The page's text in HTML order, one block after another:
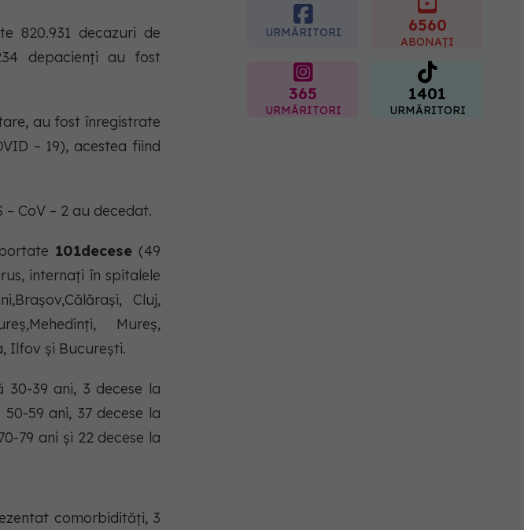
820.931 decazuri de
depacienți au fost
au fost înregistrate
– 19), acestea fiind
CoV – 2 au decedat.
101decese(49
internați în spitalele
Cluj,
Mureș,
Ilfov și București.
39 ani, 3 decese la
59 ani, 37 decese la
79 ani și 22 decese la
comorbidități, 3
putea indica riscul pentru 8
07.08.2026, 18:346560
ABONAȚI
365 1401